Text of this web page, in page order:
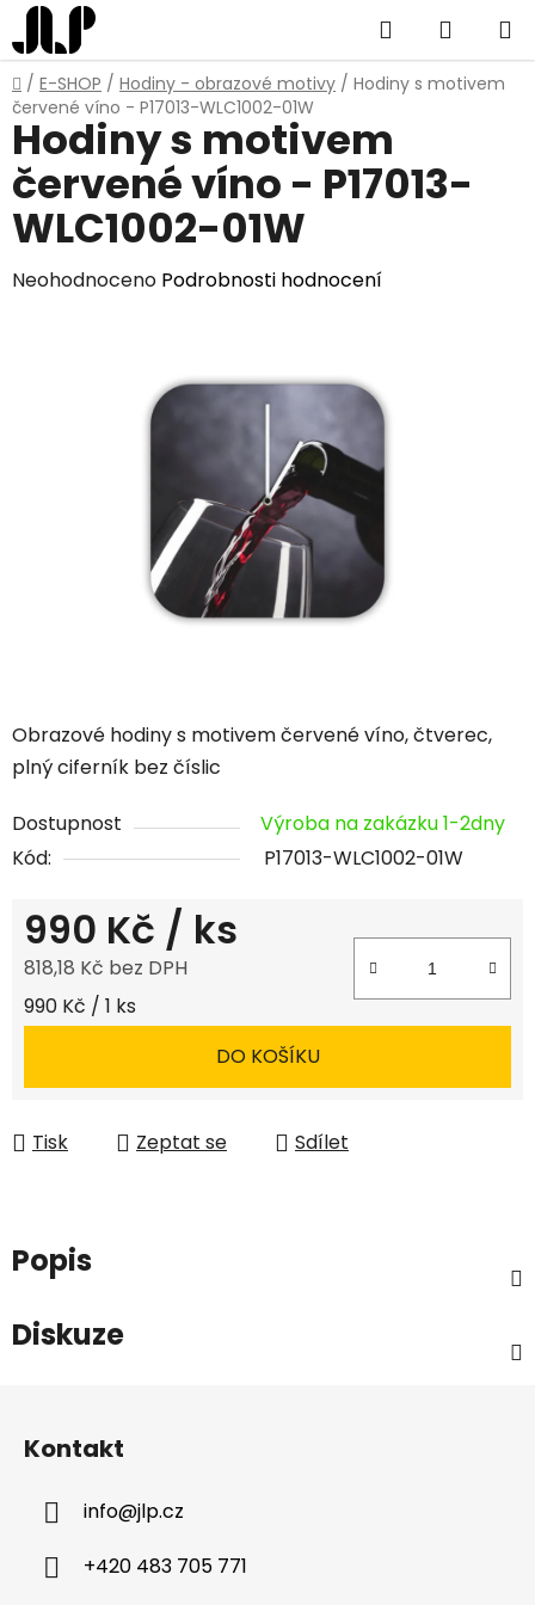
Přejít
na
obsah
Hledat
KOŠÍK
Domů
/ E-SHOP / Hodiny - obrazové motivy / Hodiny s motivem
červené víno - P17013-WLC1002-01W
Obrazové hodiny s motivem červené víno, čtverec,
plný ciferník bez číslic
Dostupnost
Výroba na zakázku 1-2dny
Kód:
P17013-WLC1002-01W
990 Kč / ks
818,18 Kč bez DPH
Měrná cena:
990 Kč / 1 ks
DO KOŠÍKU
Tisk Zeptat se Sdílet
Hodiny s motivem
červené víno - P17013-
WLC1002-01W
Průměrné
Neohodnoceno Podrobnosti hodnocení
Popis
Diskuze
Kontakt
info@jlp.cz
+420 483 705 771